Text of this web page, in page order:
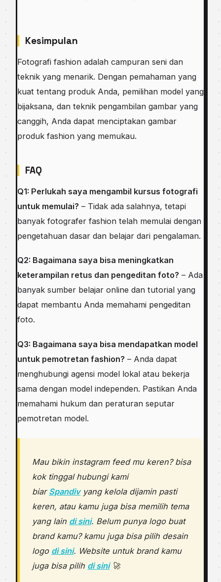
Kesimpulan
Fotografi fashion adalah campuran seni dan
teknik yang menarik. Dengan pemahaman yang
kuat tentang produk Anda, pemilihan model yang
bijaksana, dan teknik pengambilan gambar yang
canggih, Anda dapat menciptakan gambar
produk fashion yang memukau.
FAQ
Q1: Perlukah saya mengambil kursus fotografi
untuk memulai? – Tidak ada salahnya, tetapi
banyak fotografer fashion telah memulai dengan
pengetahuan dasar dan belajar dari pengalaman.
Q2: Bagaimana saya bisa meningkatkan
keterampilan retus dan pengeditan foto? – Ada
banyak sumber belajar online dan tutorial yang
dapat membantu Anda memahami pengeditan
foto.
Q3: Bagaimana saya bisa mendapatkan model
untuk pemotretan fashion? – Anda dapat
menghubungi agensi model lokal atau bekerja
sama dengan model independen. Pastikan Anda
memahami hukum dan peraturan seputar
pemotretan model.
Mau bikin instagram feed mu keren? bisa
kok tinggal hubungi kami
biar Spandivyang kelola dijamin pasti
keren, atau kamu juga bisa memilih tema
yang lain di sini. Belum punya logo buat
brand kamu? kamu juga bisa pilih desain
logo di sini. Website untuk brand kamu
juga bisa pilih di sini🚀